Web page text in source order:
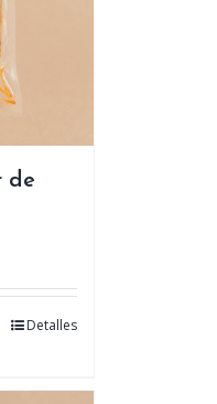
de
Detalles